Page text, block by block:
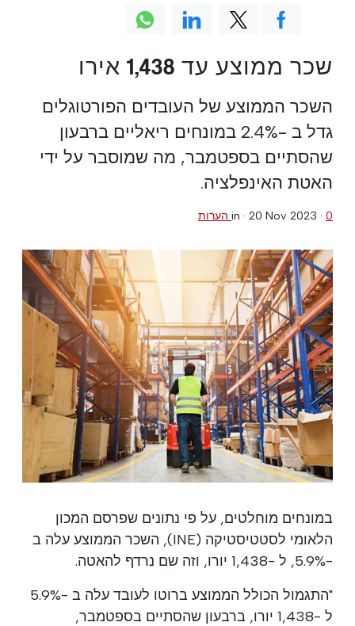
שכר ממוצע עד 1,438 אירו
השכר הממוצע של העובדים הפורטוגלים
גדל ב -2.4% במונחים ריאליים ברבעון
שהסתיים בספטמבר, מה שמוסבר על ידי
האטת האינפלציה.
in · 20 Nov 2023 · 0 הערות
במונחים מוחלטים, על פי נתונים שפרסם המכון
הלאומי לסטטיסטיקה (INE), השכר הממוצע עלה ב
-5.9%, ל -1,438 יורו, וזה שם נרדף להאטה.
"התגמול הכולל הממוצע ברוטו לעובד עלה ב -5.9%
ל -1,438 יורו, ברבעון שהסתיים בספטמבר,